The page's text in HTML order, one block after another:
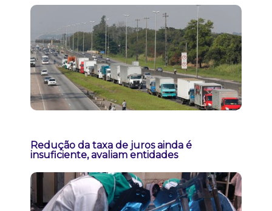
Redução da taxa de juros ainda é
insuficiente, avaliam entidades